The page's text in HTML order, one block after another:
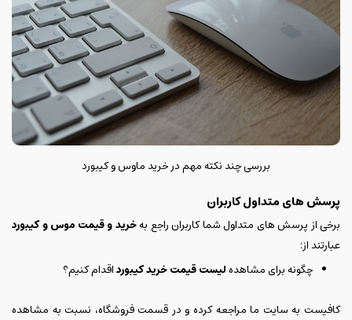
بررسی چند نکته مهم در خرید ماوس و کیبورد
پرسش های متداول کاربران
برخی از پرسش های متداول شما کاربران راجع بهخرید و قیمت موس و کیبورد
عبارتند از:
چگونه برای مشاهدهلیست قیمت خرید کیبورداقدام کنیم؟
کافیست به سایت ما مراجعه کرده و در قسمت فروشگاه، نسبت به مشاهده